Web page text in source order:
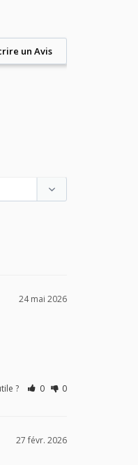
un Avis
24 mai 2026
? 0 0
27 févr. 2026